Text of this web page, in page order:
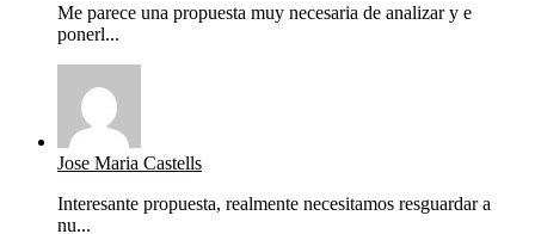
Me parece una propuesta muy necesaria de analizar y e
ponerl...
Jose Maria Castells
Interesante propuesta, realmente necesitamos resguardar a
nu...